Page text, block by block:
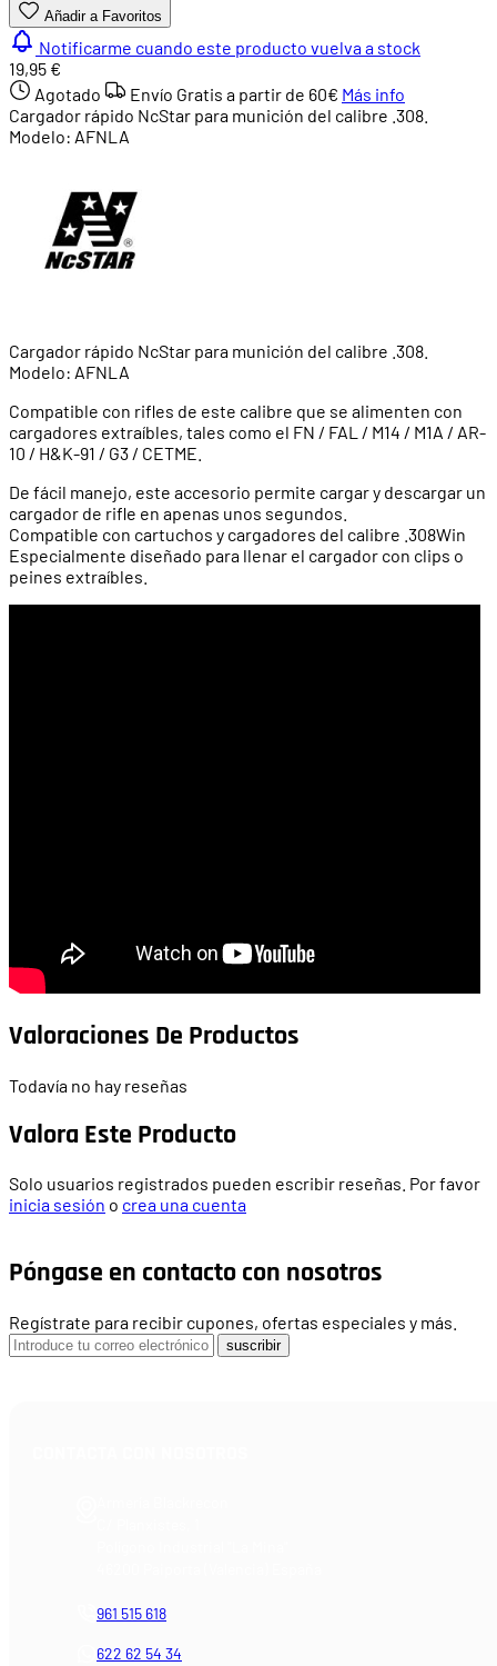
Añadir a Favoritos
Notificarme cuando este producto vuelva a stock
19,95 €
Agotado
Envío Gratis a partir de 60€ Más info
Cargador rápido NcStar para munición del calibre .308.
Modelo: AFNLA
Cargador rápido NcStar para munición del calibre .308.
Modelo: AFNLA
Compatible con rifles de este calibre que se alimenten con
cargadores extraíbles, tales como el FN / FAL / M14 / M1A / AR-
10 / H&K-91 / G3 / CETME.
De fácil manejo, este accesorio permite cargar y descargar un
cargador de rifle en apenas unos segundos.
Compatible con cartuchos y cargadores del calibre .308Win
Especialmente diseñado para llenar el cargador con clips o
peines extraíbles.
Valoraciones De Productos
Todavía no hay reseñas
Valora Este Producto
Solo usuarios registrados pueden escribir reseñas. Por favor
inicia sesión o crea una cuenta
Póngase en contacto con nosotros
Regístrate para recibir cupones, ofertas especiales y más.
suscribir
961 515 618
622 62 54 34